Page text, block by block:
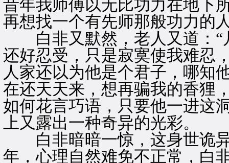
昔年我师傅以无比功力在地下
再想找一个有先师那般功力的
白非又默然，老人又道：“
还好忍受，只是寂寞使我难忍
人家还以为他是个君子，哪知
在还天天来，想再骗我的香狸
如何花言巧语，只要他一进这
上又露出一种奇异的光彩。
白非暗暗一惊，这身世诡异
年，心理自然难免不正常，白